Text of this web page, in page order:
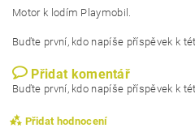
Motor k lodím Playmobil.
Buďte první, kdo napíše příspěvek k
Přidat komentář
Buďte první, kdo napíše příspěvek k
Přidat hodnocení